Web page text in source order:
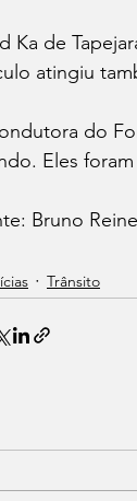
Ka de
atingiu
do
Eles
Bruno
Trânsito